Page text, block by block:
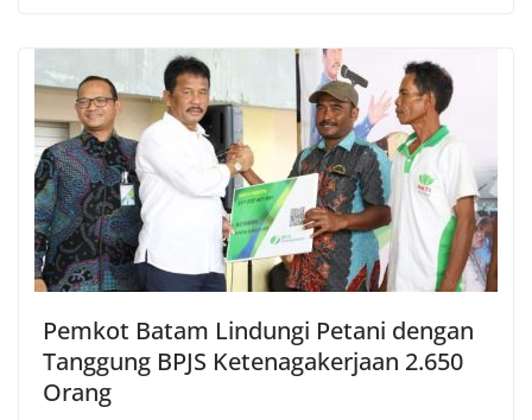
Pemkot Batam Lindungi Petani dengan
Tanggung BPJS Ketenagakerjaan 2.650
Orang